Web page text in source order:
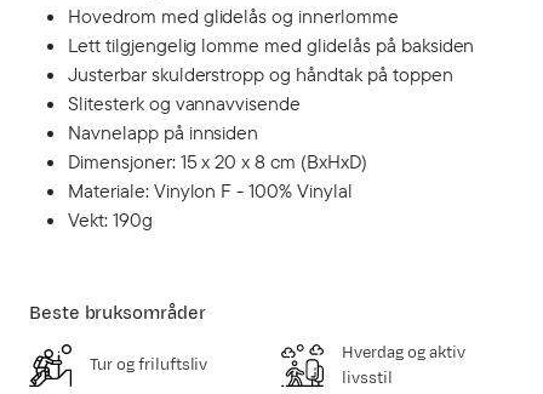
Hovedrom med glidelås og innerlomme
Lett tilgjengelig lomme med glidelås på baksiden
Justerbar skulderstropp og håndtak på toppen
Slitesterk og vannavvisende
Navnelapp på innsiden
Dimensjoner: 15 x 20 x 8 cm (BxHxD)
Materiale: Vinylon F - 100% Vinylal
Vekt: 190g
Beste bruksområder
Tur og friluftsliv
Hverdag og aktiv
livsstil